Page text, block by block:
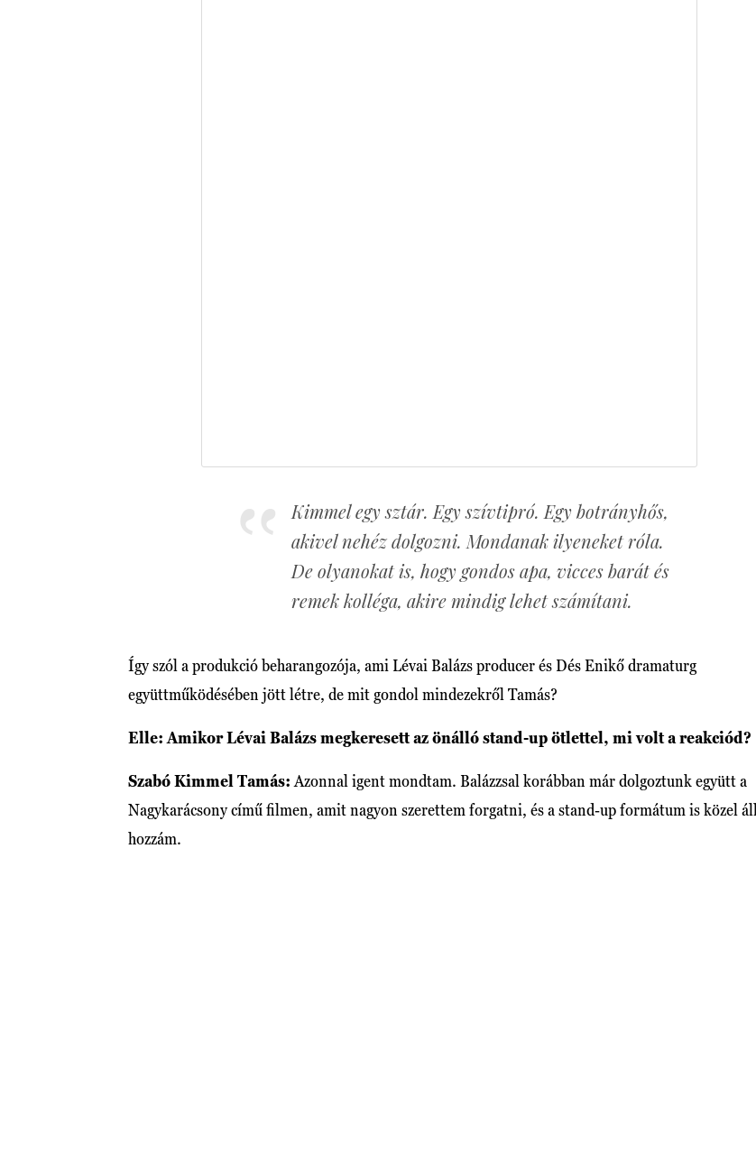
Kimmel egy sztár. Egy szívtipró. Egy botrányhős,
akivel nehéz dolgozni. Mondanak ilyeneket róla.
De olyanokat is, hogy gondos apa, vicces barát és
remek kolléga, akire mindig lehet számítani.
Így szól a produkció beharangozója, ami Lévai Balázs producer és Dés Enikő dramaturg
együttműködésében jött létre, de mit gondol mindezekről Tamás?
Elle: Amikor Lévai Balázs megkeresett az önálló stand-up ötlettel, mi volt a reakciód?
Szabó Kimmel Tamás: Azonnal igent mondtam. Balázzsal korábban már dolgoztunk együtt a
Nagykarácsony című filmen, amit nagyon szerettem forgatni, és a stand-up formátum is közel áll
hozzám.